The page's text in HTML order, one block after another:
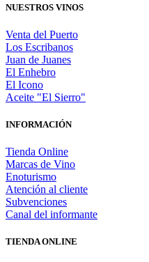
NUESTROS VINOS
Venta del Puerto
Los Escribanos
Juan de Juanes
El Enhebro
El Icono
Aceite "El Sierro"
INFORMACIÓN
Tienda Online
Marcas de Vino
Enoturismo
Atención al cliente
Subvenciones
Canal del informante
TIENDA ONLINE